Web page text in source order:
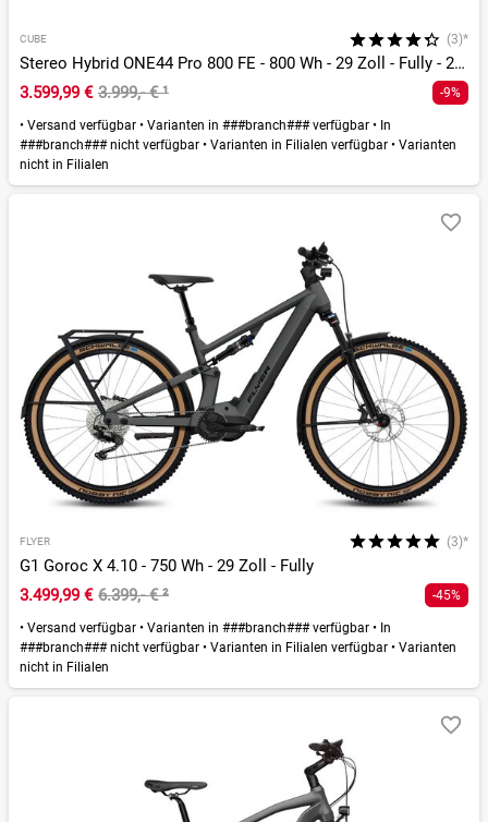
CUBE (3)*
Stereo Hybrid ONE44 Pro 800 FE - 800 Wh - 29 Zoll - Fully - 2026
3.599,99 € 3.999,- €¹ -9%
• Versand verfügbar • Varianten in ###branch### verfügbar • In
###branch### nicht verfügbar • Varianten in Filialen verfügbar • Varianten
nicht in Filialen
FLYER (3)*
G1 Goroc X 4.10 - 750 Wh - 29 Zoll - Fully
3.499,99 € 6.399,- €² -45%
• Versand verfügbar • Varianten in ###branch### verfügbar • In
###branch### nicht verfügbar • Varianten in Filialen verfügbar • Varianten
nicht in Filialen